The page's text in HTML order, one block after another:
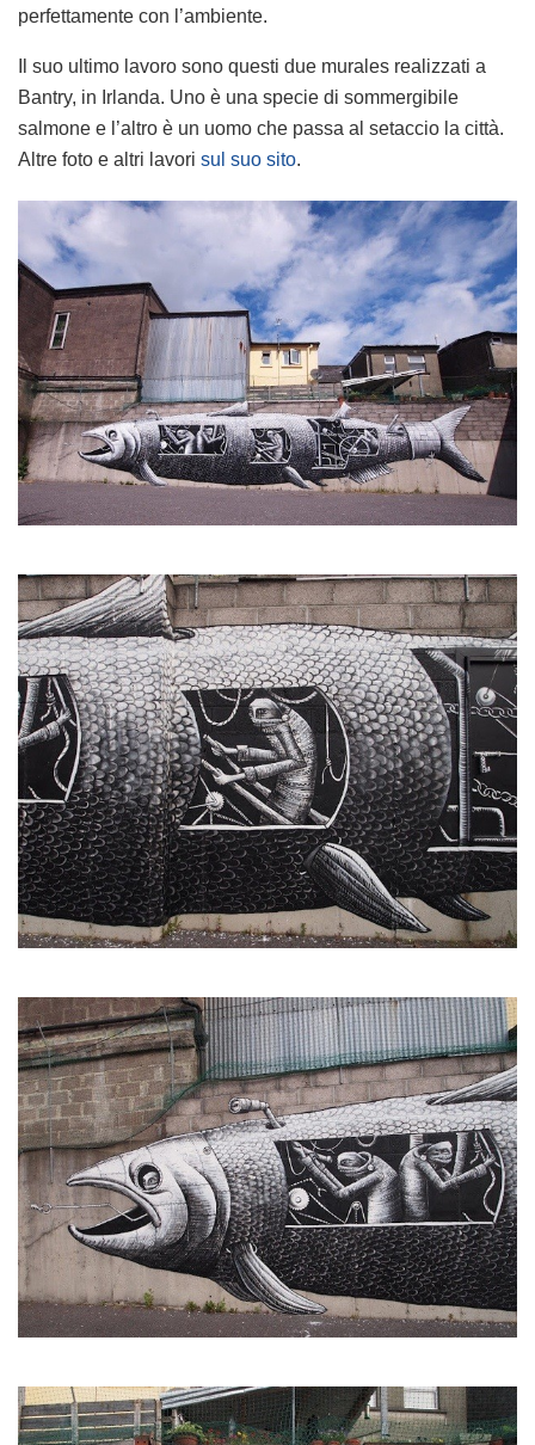
perfettamente con l’ambiente.
Il suo ultimo lavoro sono questi due murales realizzati a
Bantry, in Irlanda. Uno è una specie di sommergibile
salmone e l’altro è un uomo che passa al setaccio la città.
Altre foto e altri lavori sul suo sito.